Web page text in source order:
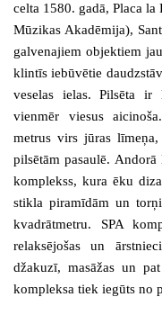
celta 1580. gadā, Placa la
Mūzikas Akadēmija),
galvenajiem objektiem
klintīs iebūvētie
veselas ielas. Pilsēta
vienmēr viesus aicinoša
metrus virs jūras
pilsētām pasaulē.
komplekss, kura ēku
stikla piramīdām un
kvadrātmetru. SPA
relaksējošas un
džakuzī, masāžas un
kompleksa tiek iegūts no